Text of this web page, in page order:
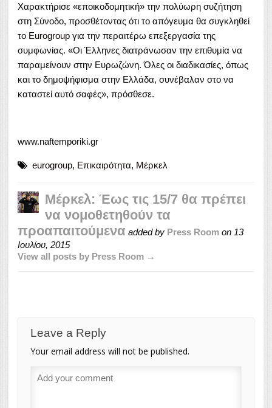
Χαρακτήρισε «εποικοδομητική» την πολύωρη συζήτηση
στη Σύνοδο, προσθέτοντας ότι το απόγευμα θα συγκληθεί
το Eurogroup για την περαιτέρω επεξεργασία της
συμφωνίας. «Οι Έλληνες διατράνωσαν την επιθυμία να
παραμείνουν στην Ευρωζώνη. Όλες οι διαδικασίες, όπως
και το δημοψήφισμα στην Ελλάδα, συνέβαλαν στο να
καταστεί αυτό σαφές», πρόσθεσε.
www.naftemporiki.gr
eurogroup, Επικαιρότητα, Μέρκελ
Μέρκελ: Έως τις 15/7 θα πρέπει
να νομοθετηθούν τα
προαπαιτούμενα added by Press Room on 13
Ιουλίου, 2015
View all posts by Press Room →
Leave a Reply
Your email address will not be published.